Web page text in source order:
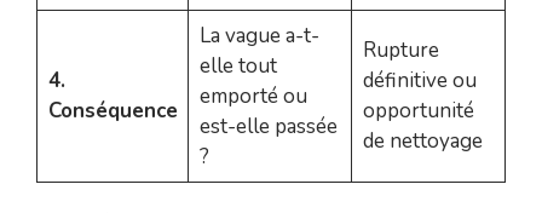
4.
Conséquence
La vague a-t-
elle tout
emporté ou
est-elle passée
?
Rupture
définitive ou
opportunité
de nettoyage